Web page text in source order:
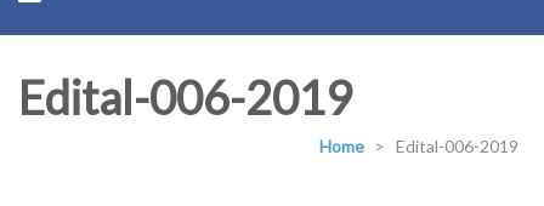
Edital-006-2019
Home > Edital-006-2019